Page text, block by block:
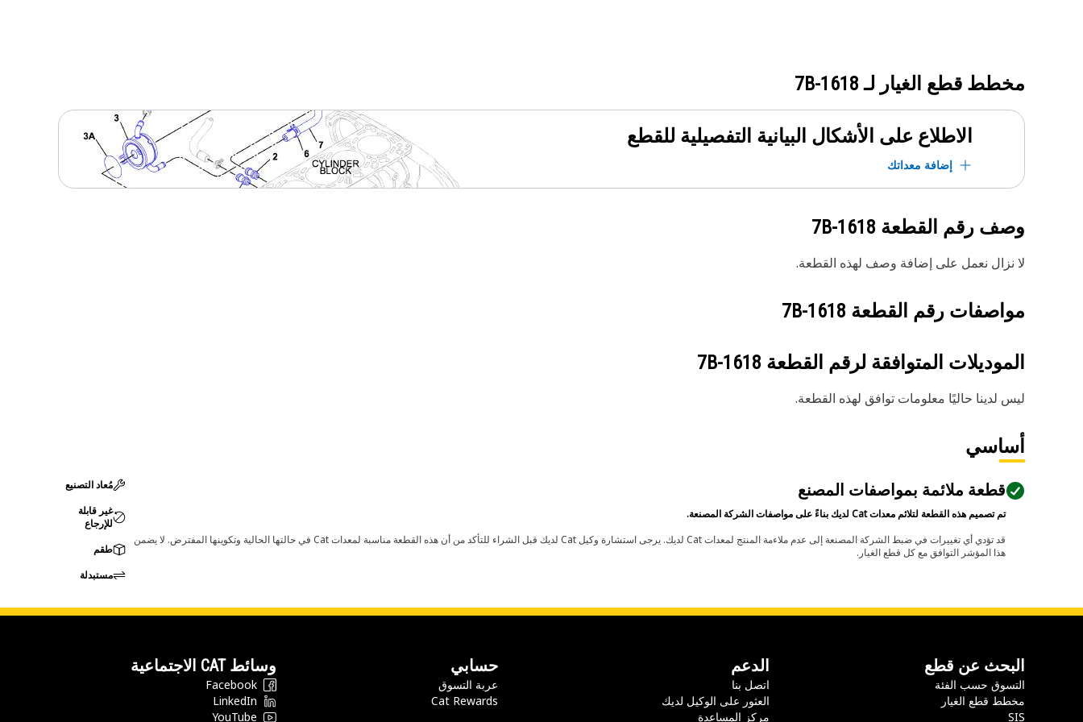
مخطط قطع الغيار لـ 7B-1618
الاطلاع على الأشكال البيانية التفصيلية للقطع
إضافة معداتك
وصف رقم القطعة 7B-1618
لا نزال نعمل على إضافة وصف لهذه القطعة.
مواصفات رقم القطعة 7B-1618
الموديلات المتوافقة لرقم القطعة 7B-1618
ليس لدينا حاليًا معلومات توافق لهذه القطعة.
أساسي
قطعة ملائمة بمواصفات المصنع
تم تصميم هذه القطعة لتلائم معدات Cat لديك بناءً على مواصفات الشركة المصنعة.
قد تؤدي أي تغييرات في ضبط الشركة المصنعة إلى عدم ملاءمة المنتج لمعدات Cat لديك. يرجى استشارة وكيل Cat لديك قبل الشراء للتأكد من أن هذه القطعة مناسبة لمعدات Cat في حالتها الحالية وتكوينها المفترض. لا يضمن
هذا المؤشر التوافق مع كل قطع الغيار.
مُعاد التصنيع
غير قابلة
للإرجاع
طقم
مستبدلة
البحث عن قطع
التسوق حسب الفئة
مخطط قطع الغيار
SIS
الدعم
اتصل بنا
العثور على الوكيل لديك
مركز المساعدة
حسابي
عربة التسوق
Cat Rewards
وسائط CAT الاجتماعية
Facebook
LinkedIn
YouTube